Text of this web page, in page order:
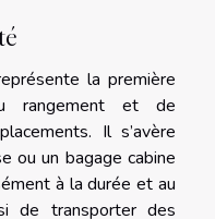
la première
rangement et de
Il s’avère
ou un bagage cabine
à la durée et au
de transporter des